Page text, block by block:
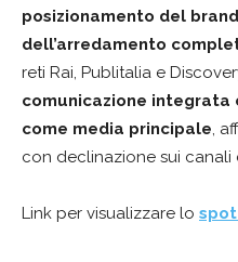
posizionamento del
dell’arredamento
reti Rai, Publitalia e
comunicazione integrata
come media principale,
con declinazione sui canali
Link per visualizzare lo spot